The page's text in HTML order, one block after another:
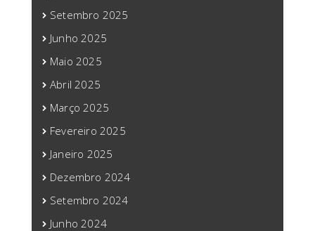
Setembro 2025
Junho 2025
Maio 2025
Abril 2025
Março 2025
Fevereiro 2025
Janeiro 2025
Dezembro 2024
Setembro 2024
Junho 2024